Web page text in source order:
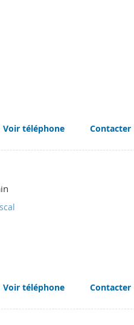
Voir téléphone Contacter
Voir téléphone Contacter